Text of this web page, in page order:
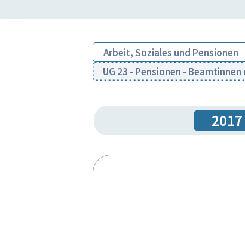
Arbeit, Soziales und Pensionen
UG 23 - Pensionen -
2017